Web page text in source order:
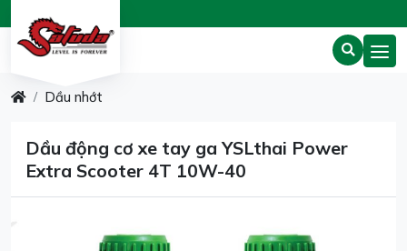
Dầu nhớt
Dầu động cơ xe tay ga YSLthai Power
Extra Scooter 4T 10W-40